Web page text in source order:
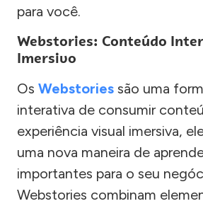
para você.
Webstories: Conteúdo
Imersivo
Os Webstories são uma
interativa de consumir
experiência visual imersiva,
uma nova maneira de
importantes para o seu
Webstories combinam